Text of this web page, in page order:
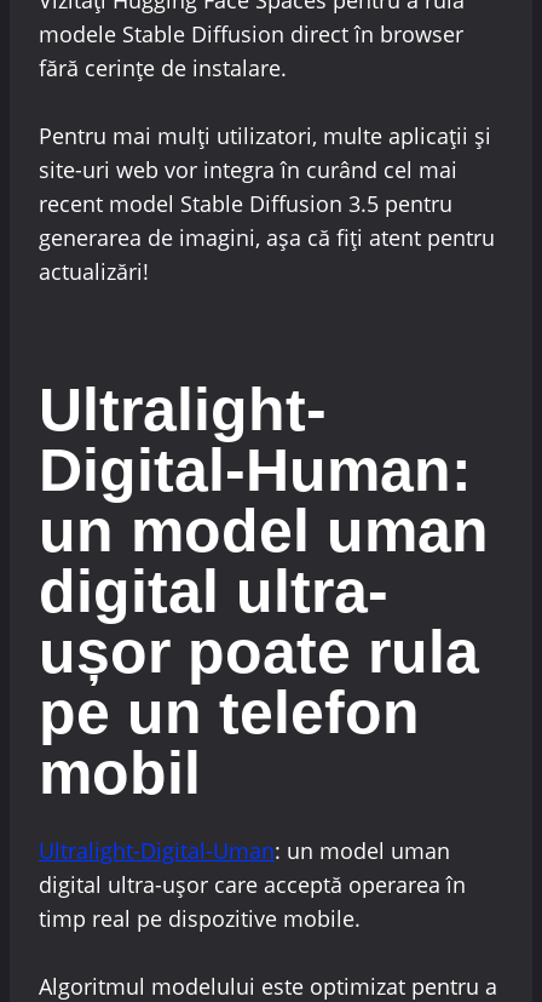
modele Stable Diffusion direct în browser
fără cerințe de instalare.
Pentru mai mulți utilizatori, multe aplicații și
site-uri web vor integra în curând cel mai
recent model Stable Diffusion 3.5 pentru
generarea de imagini, așa că fiți atent pentru
actualizări!
Ultralight-
Digital-Human:
un model uman
digital ultra-
ușor poate rula
pe un telefon
mobil
Ultralight-Digital-Uman: un model uman
digital ultra-ușor care acceptă operarea în
timp real pe dispozitive mobile.
Algoritmul modelului este optimizat pentru a